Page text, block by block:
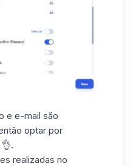
e e-mail são
optar por
realizadas no